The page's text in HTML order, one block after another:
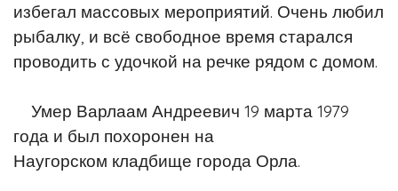
избегал массовых мероприятий. Очень любил
рыбалку, и всё свободное время старался
проводить с удочкой на речке рядом с домом.
Умер Варлаам Андреевич 19 марта 1979
года и был похоронен на
Наугорском кладбище города Орла.